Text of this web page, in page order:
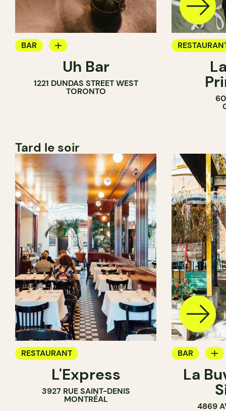
BAR
BAR À COCKTAILUh Bar
1221 DUNDAS STREET WEST
TORONTO
60
Tard le soir
RESTAURANT
L'Express
3927 RUE SAINT-DENIS
MONTRÉAL
BAR
BAR À VIN
La
4869